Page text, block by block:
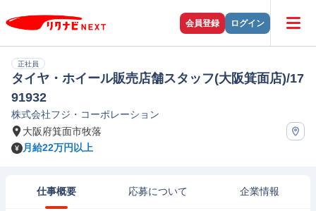
会員登録 ログイン
正社員
タイヤ・ホイール販売店舗スタッフ(大阪箕面店)/17
91932
株式会社フジ・コーポレーション
大阪府箕面市牧落
月給22万円以上
仕事概要 応募について 企業情報